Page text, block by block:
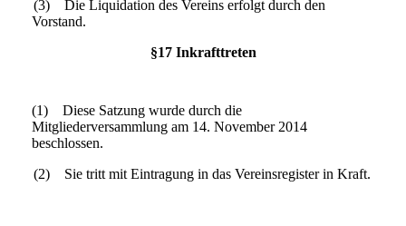
(3) Die Liquidation des Vereins erfolgt durch den
Vorstand.
§17 Inkrafttreten
(1) Diese Satzung wurde durch die
Mitgliederversammlung am 14. November 2014
beschlossen.
(2) Sie tritt mit Eintragung in das Vereinsregister in Kraft.